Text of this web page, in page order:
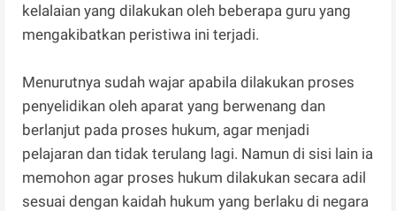
kelalaian yang dilakukan oleh beberapa guru yang
mengakibatkan peristiwa ini terjadi.
Menurutnya sudah wajar apabila dilakukan proses
penyelidikan oleh aparat yang berwenang dan
berlanjut pada proses hukum, agar menjadi
pelajaran dan tidak terulang lagi. Namun di sisi lain ia
memohon agar proses hukum dilakukan secara adil
sesuai dengan kaidah hukum yang berlaku di negara